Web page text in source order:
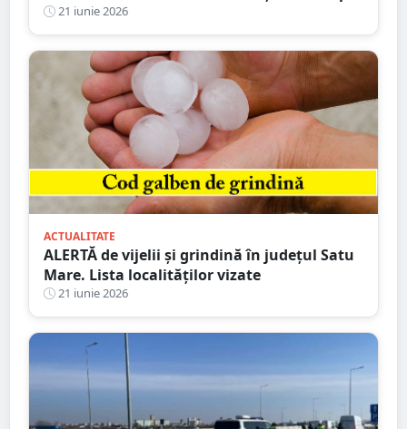
„legale”
21 iunie 2026
ACTUALITATE
ALERTĂ de vijelii și grindină în județul Satu
Mare. Lista localităților vizate
21 iunie 2026